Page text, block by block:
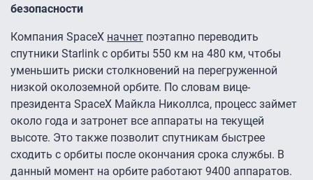
безопасности
Компания SpaceX начнет поэтапно переводить
спутники Starlink с орбиты 550 км на 480 км, чтобы
уменьшить риски столкновений на перегруженной
низкой околоземной орбите. По словам вице-
президента SpaceX Майкла Николлса, процесс займет
около года и затронет все аппараты на текущей
высоте. Это также позволит спутникам быстрее
сходить с орбиты после окончания срока службы. В
данный момент на орбите работают 9400 аппаратов.